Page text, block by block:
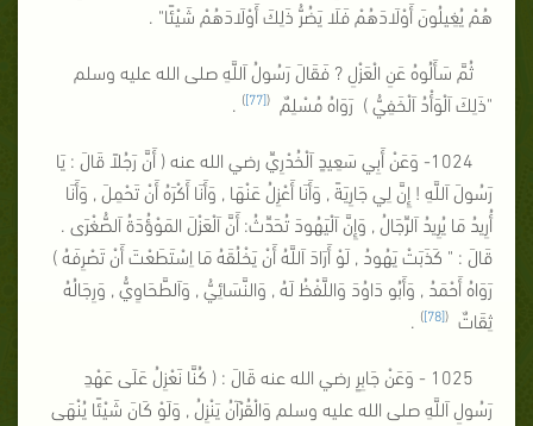
هُمْ يُغِيلُونَ أَوْلَادَهُمْ فَلَا يَضُرُّ ذَلِكَ أَوْلَادَهُمْ شَيْئًا" .
ثُمَّ سَأَلُوهُ عَنِ الْعَزْلِ ? فَقَالَ رَسُولُ اَللَّهِ صلى الله عليه وسلم
"ذَلِكَ اَلْوَأْدُ اَلْخَفِيُّ ) رَوَاهُ مُسْلِمٌ (
[77]
)
.
1024- وَعَنْ أَبِي سَعِيدٍ اَلْخُدْرِيِّ رضي الله عنه ( أَنَّ رَجُلاً قَالَ : يَا
رَسُولَ اَللَّهِ ! إِنَّ لِي جَارِيَةً , وَأَنَا أَعْزِلُ عَنْهَا , وَأَنَا أَكْرَهُ أَنْ تَحْمِلَ , وَأَنَا
أُرِيدُ مَا يُرِيدُ اَلرِّجَالُ , وَإِنَّ اَلْيَهُودَ تُحَدِّثُ: أَنَّ اَلْعَزْلَ المَوْؤُدَةُ اَلصُّغْرَى .
قَالَ : " كَذَبَتْ يَهُودُ , لَوْ أَرَادَ اَللَّهُ أَنْ يَخْلُقَهُ مَا اِسْتَطَعْتَ أَنْ تَصْرِفَهُ )
رَوَاهُ أَحْمَدُ , وَأَبُو دَاوُدَ وَاللَّفْظُ لَهُ , وَالنَّسَائِيُّ , وَاَلطَّحَاوِيُّ , وَرِجَالُهُ
ثِقَاتٌ (
[78]
)
.
1025 - وَعَنْ جَابِرٍ رضي الله عنه قَالَ : ( كُنَّا نَعْزِلُ عَلَى عَهْدِ
رَسُولِ اَللَّهِ صلى الله عليه وسلم وَالْقُرْآنُ يَنْزِلُ , وَلَوْ كَانَ شَيْئًا يُنْهَى